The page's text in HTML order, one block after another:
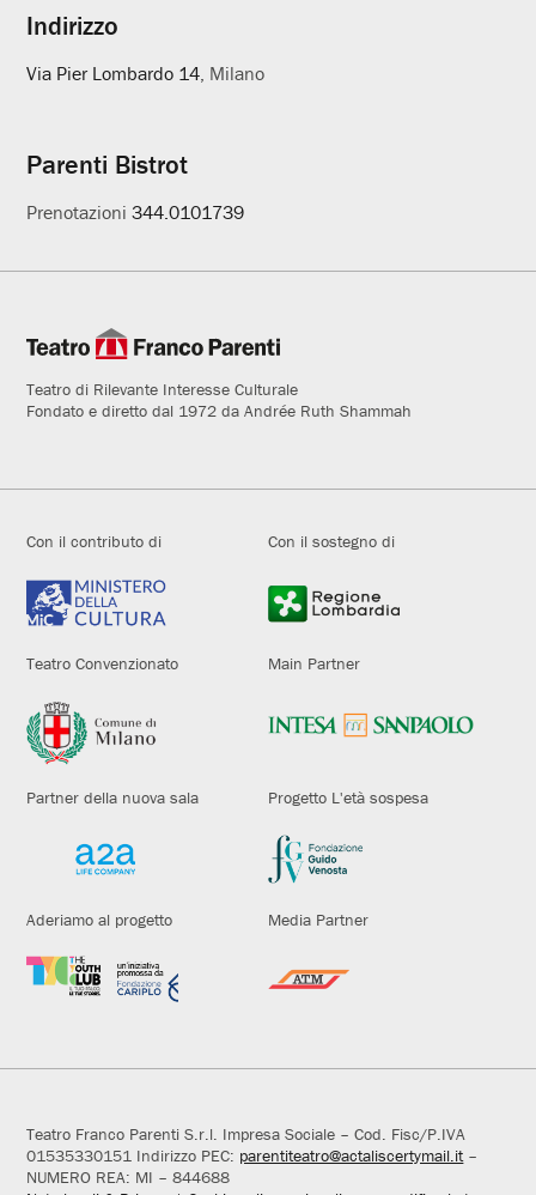
Indirizzo
Via Pier Lombardo 14, Milano
Parenti Bistrot
Prenotazioni344.0101739
Teatro di Rilevante Interesse Culturale
Fondato e diretto dal 1972 da Andrée Ruth Shammah
Con il contributo di Con il sostegno di
Teatro Convenzionato Main Partner
Partner della nuova sala Progetto L'età sospesa
Aderiamo al progetto Media Partner
Teatro Franco Parenti S.r.l. Impresa Sociale – Cod. Fisc/P.IVA
01535330151 Indirizzo PEC: parentiteatro@actaliscertymail.it–
NUMERO REA: MI – 844688